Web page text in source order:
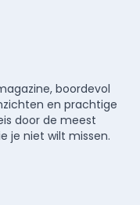
boordevol
en prachtige
door de meest
je niet wilt missen.